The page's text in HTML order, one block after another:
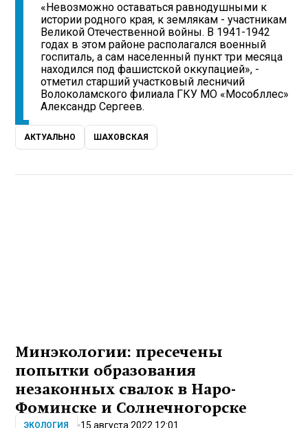
«Невозможно оставаться равнодушными к
истории родного края, к землякам - участникам
Великой Отечественной войны. В 1941-1942
годах в этом районе располагался военный
госпиталь, а сам населенный пункт три месяца
находился под фашистской оккупацией», -
отметил старший участковый лесничий
Волоколамского филиала ГКУ МО «Мособллес»
Александр Сергеев.
АКТУАЛЬНО ШАХОВСКАЯ
Минэкологии: пресечены
попытки образования
незаконных свалок в Наро-
Фоминске и Солнечногорске
ЭКОЛОГИЯ 15 августа 2022 12:01